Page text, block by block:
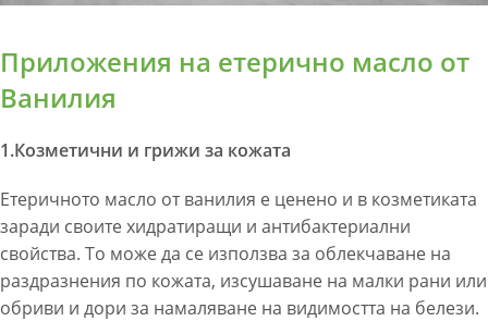
Приложения на етерично масло от
Ванилия
1.Козметични и грижи за кожата
Етеричното масло от ванилия е ценено и в козметиката
заради своите хидратиращи и антибактериални
свойства. То може да се използва за облекчаване на
раздразнения по кожата, изсушаване на малки рани или
обриви и дори за намаляване на видимостта на белези.